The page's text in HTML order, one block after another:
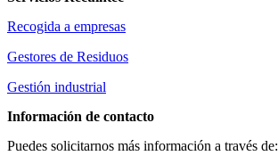
Recogida a empresas
Gestores de Residuos
Gestión industrial
Información de contacto
Puedes solicitarnos más información a través de: